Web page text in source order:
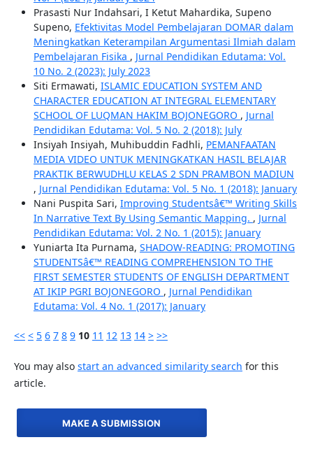
Prasasti Nur Indahsari, I Ketut Mahardika, Supeno
Supeno, Efektivitas Model Pembelajaran DOMAR dalam
Meningkatkan Keterampilan Argumentasi Ilmiah dalam
Pembelajaran Fisika , Jurnal Pendidikan Edutama: Vol.
10 No. 2 (2023): July 2023
Siti Ermawati, ISLAMIC EDUCATION SYSTEM AND
CHARACTER EDUCATION AT INTEGRAL ELEMENTARY
SCHOOL OF LUQMAN HAKIM BOJONEGORO , Jurnal
Pendidikan Edutama: Vol. 5 No. 2 (2018): July
Insiyah Insiyah, Muhibuddin Fadhli, PEMANFAATAN
MEDIA VIDEO UNTUK MENINGKATKAN HASIL BELAJAR
PRAKTIK BERWUDHLU KELAS 2 SDN PRAMBON MADIUN
, Jurnal Pendidikan Edutama: Vol. 5 No. 1 (2018): January
Nani Puspita Sari, Improving Studentsâ€™ Writing Skills
In Narrative Text By Using Semantic Mapping. , Jurnal
Pendidikan Edutama: Vol. 2 No. 1 (2015): January
Yuniarta Ita Purnama, SHADOW-READING: PROMOTING
STUDENTSâ€™ READING COMPREHENSION TO THE
FIRST SEMESTER STUDENTS OF ENGLISH DEPARTMENT
AT IKIP PGRI BOJONEGORO , Jurnal Pendidikan
Edutama: Vol. 4 No. 1 (2017): January
<< < 5 6 7 8 9 10 11 12 13 14 > >>
You may also start an advanced similarity search for this
article.
MAKE A SUBMISSION